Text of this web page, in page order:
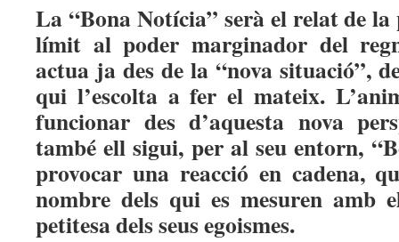
La “Bona Notícia” serà el relat de la
límit al poder marginador del
actua ja des de la “nova situació”,
qui l’escolta a fer el mateix.
funcionar des d’aquesta nova
també ell sigui, per al seu entorn,
provocar una reacció en cadena,
nombre dels qui es mesuren amb
petitesa dels seus egoismes.